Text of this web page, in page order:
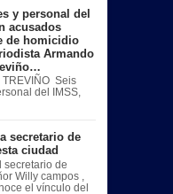
y personal del
acusados
de homicidio
Armando
TREVIÑO Seis
del IMSS,
secretario de
ciudad
secretario de
Willy campos ,
el vínculo del